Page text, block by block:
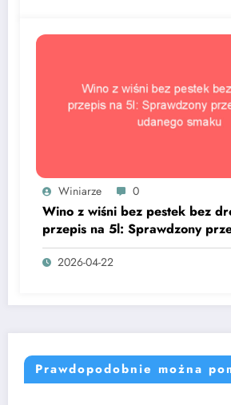
Winiarze 0
Wino z wiśni bez pestek bez
przepis na 5l: Sprawdzony
sekret udanego smaku
2026-04-22
Prawdopodobnie można